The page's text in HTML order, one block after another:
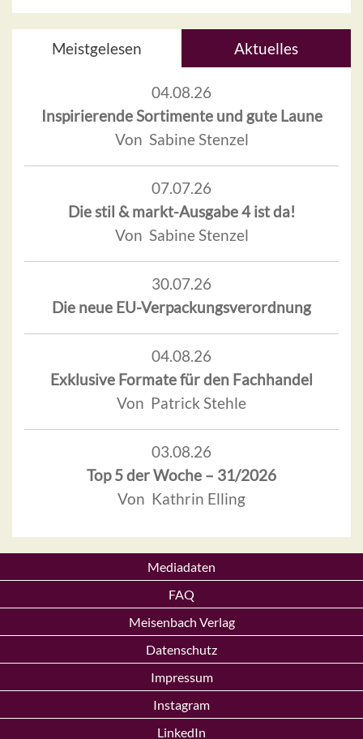
Meistgelesen Aktuelles
04.08.26
Inspirierende Sortimente und gute Laune
Von Sabine Stenzel
07.07.26
Die stil & markt-Ausgabe 4 ist da!
Von Sabine Stenzel
30.07.26
Die neue EU-Verpackungsverordnung
04.08.26
Exklusive Formate für den Fachhandel
Von Patrick Stehle
03.08.26
Top 5 der Woche – 31/2026
Von Kathrin Elling
Mediadaten
FAQ
Meisenbach Verlag
Datenschutz
Impressum
Instagram
LinkedIn